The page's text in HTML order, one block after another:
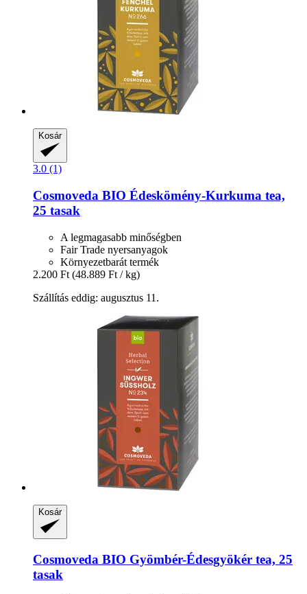
Kosár
3.0 (1)
Cosmoveda BIO Édeskömény-​Kurkuma tea,
25 tasak
A legmagasabb minőségben
Fair Trade nyersanyagok
Környezetbarát termék
2.200 Ft (48.889 Ft / kg)
Szállítás eddig: augusztus 11.
Kosár
Cosmoveda BIO Gyömbér-​Édesgyökér tea, 25
tasak